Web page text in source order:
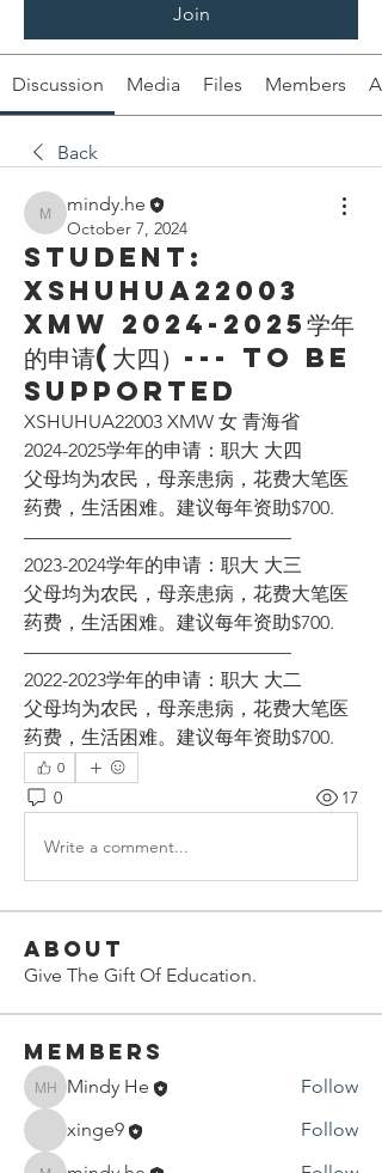
Join
Discussion Media Files Members
Back
mindy.he
mindy.he
October 7, 2024
Student:
XSHUHUA22003
XMW 2024-2025学年
的申请(大四）--- To be
supported
XSHUHUA22003 XMW 女 青海省
2024-2025学年的申请：职大 大四
父母均为农民，母亲患病，花费大笔医
药费，生活困难。建议每年资助$700.
——————————————
2023-2024学年的申请：职大 大三
父母均为农民，母亲患病，花费大笔医
药费，生活困难。建议每年资助$700.
——————————————
2022-2023学年的申请：职大 大二
父母均为农民，母亲患病，花费大笔医
药费，生活困难。建议每年资助$700.
0
0 17
Write a comment...
About
Give The Gift Of Education.
Members
Mindy He
Mindy He
Follow
xinge9
Follow